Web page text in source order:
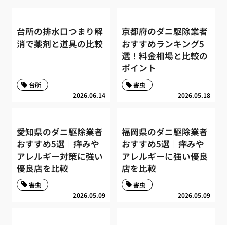
台所の排水口つまり解
消で薬剤と道具の比較
2026.06.14
台所
京都府のダニ駆除業者
おすすめランキング5
選！料金相場と比較の
ポイント
2026.05.18
害虫
愛知県のダニ駆除業者
おすすめ5選｜痒みや
アレルギー対策に強い
優良店を比較
2026.05.09
害虫
福岡県のダニ駆除業者
おすすめ5選｜痒みや
アレルギーに強い優良
店を比較
2026.05.09
害虫